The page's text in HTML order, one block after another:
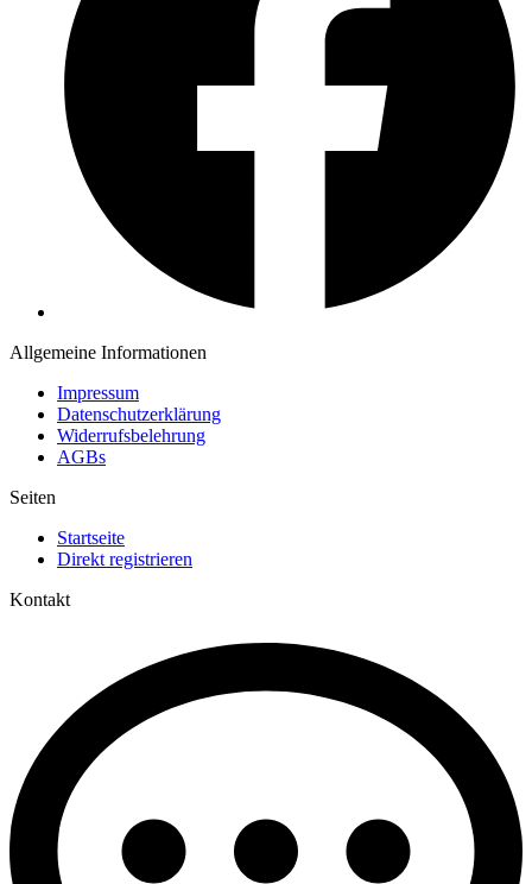
Allgemeine Informationen
Impressum
Datenschutzerklärung
Widerrufsbelehrung
AGBs
Seiten
Startseite
Direkt registrieren
Kontakt